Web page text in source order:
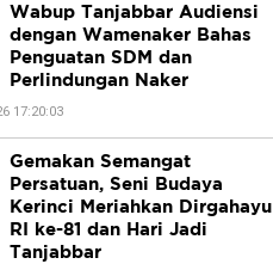
Wabup Tanjabbar Audiensi
dengan Wamenaker Bahas
Penguatan SDM dan
Perlindungan Naker
17:20:03
Gemakan Semangat
Persatuan, Seni Budaya
Kerinci Meriahkan Dirgahayu
RI ke-81 dan Hari Jadi
Tanjabbar